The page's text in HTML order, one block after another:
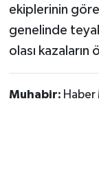
ekiplerinin
genelinde
olası
Muhabir: Haber